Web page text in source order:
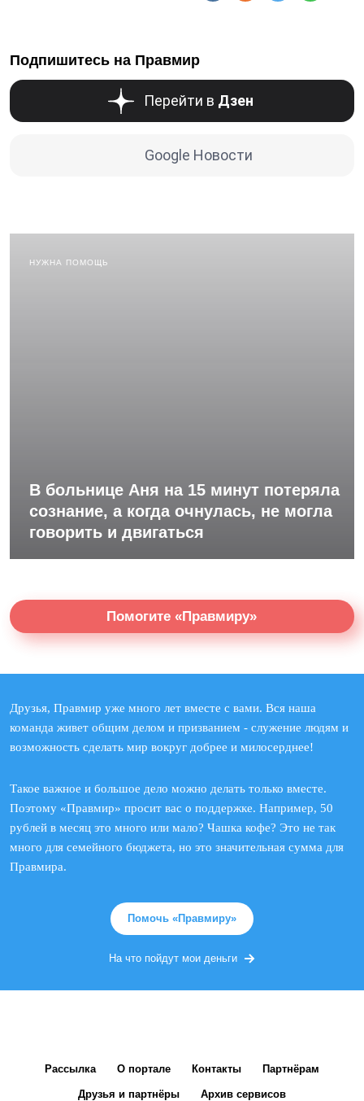
Подпишитесь на Правмир
Перейти в Дзен
Google Новости
НУЖНА ПОМОЩЬ
В больнице Аня на 15 минут потеряла
сознание, а когда очнулась, не могла
говорить и двигаться
Помогите «Правмиру»
Друзья, Правмир уже много лет вместе с вами. Вся наша
команда живет общим делом и призванием - служение людям и
возможность сделать мир вокруг добрее и милосерднее!
Такое важное и большое дело можно делать только вместе.
Поэтому «Правмир» просит вас о поддержке. Например, 50
рублей в месяц это много или мало? Чашка кофе? Это не так
много для семейного бюджета, но это значительная сумма для
Правмира.
Помочь «Правмиру»
На что пойдут мои деньги
Рассылка О портале Контакты Партнёрам
Друзья и партнёры Архив сервисов